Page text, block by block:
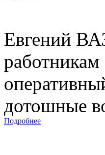
Евгений
работникам
дотошные
Подробнее